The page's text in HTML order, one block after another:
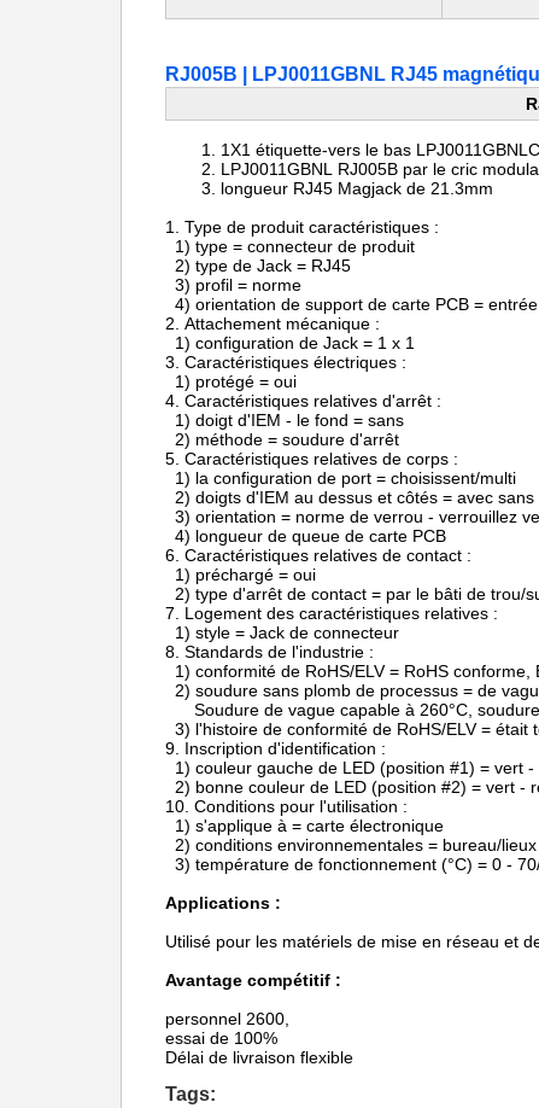
RJ005B | LPJ0011GBNL RJ45
1X1 étiquette-vers le bas
LPJ0011GBNL RJ005B par le cric
longueur RJ45 Magjack de 21.3mm
1. Type de produit
1) type = connecteur de produit
2) type de Jack = RJ45
3) profil = norme
4) orientation de support de carte PCB =
2. Attachement mécanique :
1) configuration de Jack = 1 x 1
3. Caractéristiques électriques :
1) protégé = oui
4. Caractéristiques relatives d'arrêt :
1) doigt d'IEM - le fond = sans
2) méthode = soudure d'arrêt
5. Caractéristiques relatives de corps :
1) la configuration de port = choisissent/multi
2) doigts d'IEM au dessus et côtés = avec sans
3) orientation = norme de verrou - verrouillez
4) longueur de queue de carte PCB
6. Caractéristiques relatives de contact :
1) préchargé = oui
2) type d'arrêt de contact = par le bâti de trou/
7. Logement des caractéristiques relatives :
1) style = Jack de connecteur
8. Standards de l'industrie :
1) conformité de RoHS/ELV = RoHS conforme,
2) soudure sans plomb de processus = de
Soudure de vague capable à 260°C,
3) l'histoire de conformité de RoHS/ELV = était
9. Inscription d'identification :
1) couleur gauche de LED (position #1) = vert
2) bonne couleur de LED (position #2) = vert -
10. Conditions pour l'utilisation :
1) s'applique à = carte électronique
2) conditions environnementales = bureau/lieux
3) température de fonctionnement (°C) = 0 -
Applications :
Utilisé pour les matériels de mise en réseau et
Avantage compétitif :
personnel 2600,
essai de 100%
Délai de livraison flexible
Tags: